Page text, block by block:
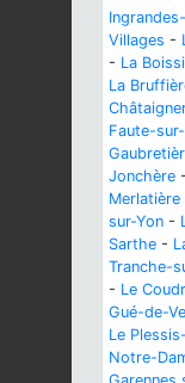
Villages -
- La
La
Faute-
Jonchère -
Merlatière
sur-Yon -
Sarthe -
Tranche-
- Le
Gué-de-
Le
Notre-